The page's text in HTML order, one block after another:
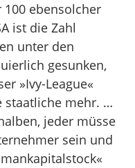
ebensolcher
ist die Zahl
unter den
gesunken,
»Ivy-League«
staatliche mehr. …
jeder müsse
sein und